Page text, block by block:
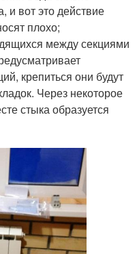
и вот это действие
плохо;
между секциями
крепиться они будут
Через некоторое
стыка образуется